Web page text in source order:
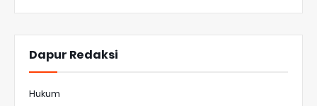
Dapur Redaksi
Hukum